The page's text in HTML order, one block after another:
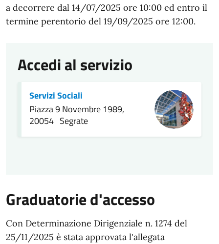
a decorrere dal 14/07/2025 ore 10:00 ed entro il
termine perentorio del 19/09/2025 ore 12:00.
Accedi al servizio
Servizi Sociali
Piazza 9 Novembre 1989,
20054 Segrate
Graduatorie d'accesso
Con Determinazione Dirigenziale n. 1274 del
25/11/2025 è stata approvata l'allegata